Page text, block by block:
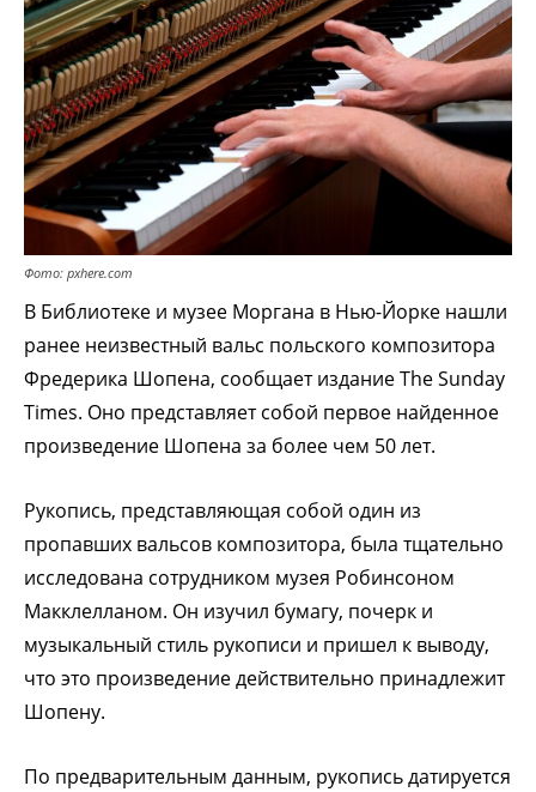
Фото: pxhere.com
В Библиотеке и музее Моргана в Нью-Йорке нашли
ранее неизвестный вальс польского композитора
Фредерика Шопена, сообщает издание The Sunday
Times. Оно представляет собой первое найденное
произведение Шопена за более чем 50 лет.
Рукопись, представляющая собой один из
пропавших вальсов композитора, была тщательно
исследована сотрудником музея Робинсоном
Макклелланом. Он изучил бумагу, почерк и
музыкальный стиль рукописи и пришел к выводу,
что это произведение действительно принадлежит
Шопену.
По предварительным данным, рукопись датируется